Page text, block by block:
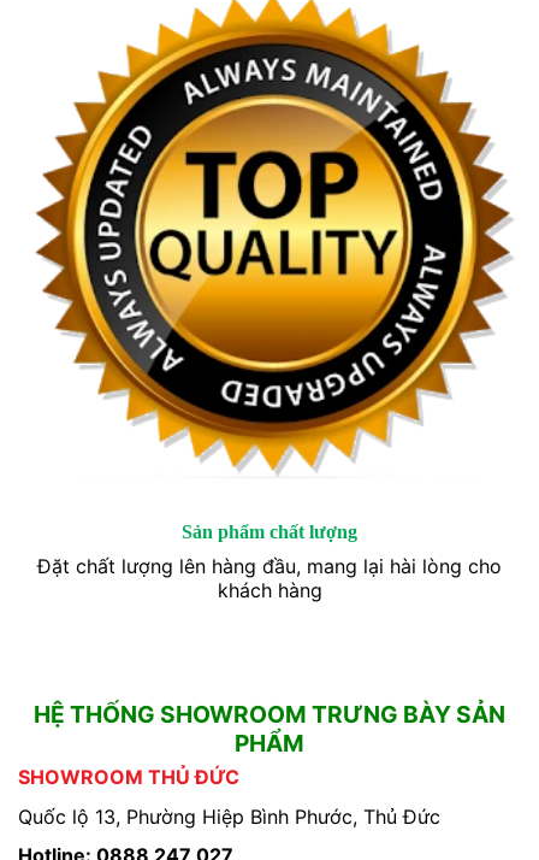
Sản phẩm chất lượng
Đặt chất lượng lên hàng đầu, mang lại hài lòng cho
khách hàng
HỆ THỐNG SHOWROOM TRƯNG BÀY SẢN
PHẨM
SHOWROOM THỦ ĐỨC
Quốc lộ 13, Phường Hiệp Bình Phước, Thủ Đức